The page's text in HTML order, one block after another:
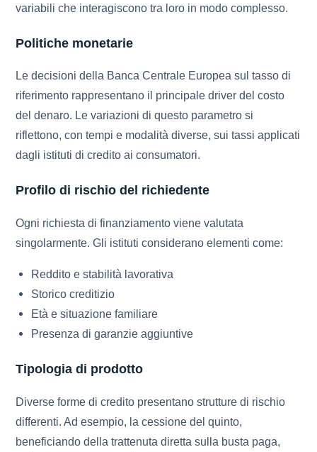
variabili che interagiscono tra loro in modo complesso.
Politiche monetarie
Le decisioni della Banca Centrale Europea sul tasso di
riferimento rappresentano il principale driver del costo
del denaro. Le variazioni di questo parametro si
riflettono, con tempi e modalità diverse, sui tassi applicati
dagli istituti di credito ai consumatori.
Profilo di rischio del richiedente
Ogni richiesta di finanziamento viene valutata
singolarmente. Gli istituti considerano elementi come:
Reddito e stabilità lavorativa
Storico creditizio
Età e situazione familiare
Presenza di garanzie aggiuntive
Tipologia di prodotto
Diverse forme di credito presentano strutture di rischio
differenti. Ad esempio, la cessione del quinto,
beneficiando della trattenuta diretta sulla busta paga,